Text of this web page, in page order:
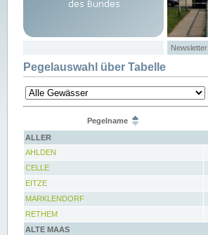
Newsletter
Pegelauswahl über Tabelle
Pegelname
ALLER
AHLDEN
CELLE
EITZE
MARKLENDORF
RETHEM
ALTE MAAS